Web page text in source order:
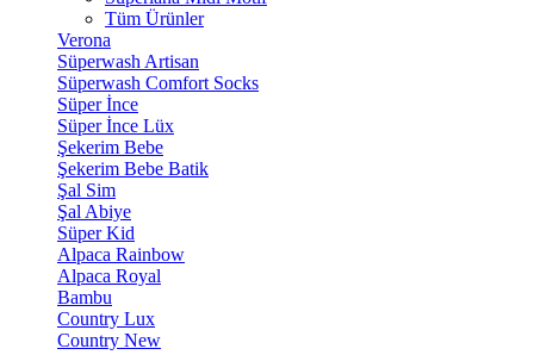
Tüm Ürünler
Verona
Süperwash Artisan
Süperwash Comfort Socks
Süper İnce
Süper İnce Lüx
Şekerim Bebe
Şekerim Bebe Batik
Şal Sim
Şal Abiye
Süper Kid
Alpaca Rainbow
Alpaca Royal
Bambu
Country Lux
Country New